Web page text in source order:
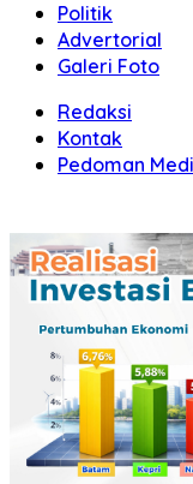
Politik
Advertorial
Galeri Foto
Redaksi
Kontak
Pedoman